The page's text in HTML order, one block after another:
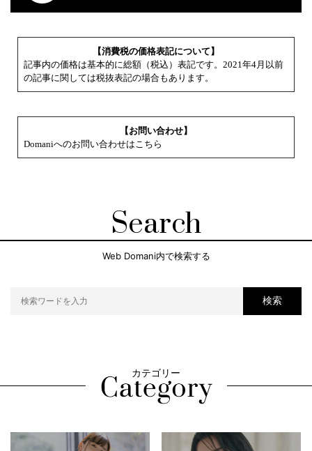
【消費税の価格表記について】
記事内の価格は基本的に総額（税込）表記です。2021年4月以前
の記事に関しては税抜表記の場合もあります。
【お問い合わせ】
Domaniへのお問い合わせはこちら
Search
Web Domani内で検索する
検索
カテゴリー